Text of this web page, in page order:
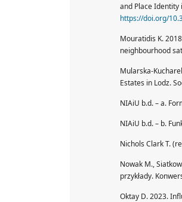
and Place Identity
https://doi.org/
Mouratidis K.
neighbourhood
Mularska-
Estates in Lodz.
NIAiU b.d. – a.
NIAiU b.d. – b.
Nichols Clark T.
Nowak M.,
przykłady.
Oktay D. 2023.